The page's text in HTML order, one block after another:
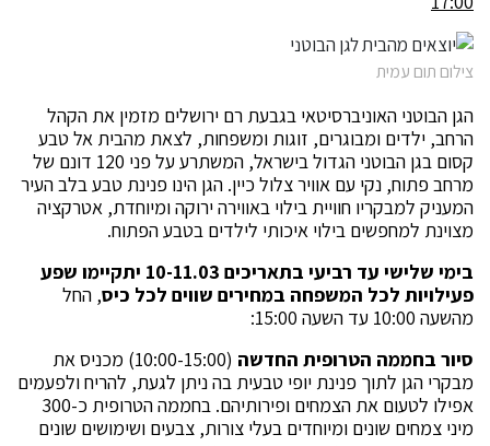
צילום תום עמית
הגן הבוטני האוניברסיטאי בגבעת רם ירושלים מזמין את הקהל
הרחב, ילדים ומבוגרים, זוגות ומשפחות, לצאת מהבית אל טבע
קסום בגן הבוטני הגדול בישראל, המשתרע על פני 120 דונם של
מרחב פתוח, נקי עם אוויר צלול כיין. הגן הינו פנינת טבע בלב העיר
המעניק למבקריו חוויית בילוי באווירה ירוקה ומיוחדת, אטרקציה
מצוינת למחפשים בילוי איכותי לילדים בטבע הפתוח.
בימי שלישי עד רביעי בתאריכים 10-11.03 יתקיימו שפע
פעילויות לכל המשפחה במחירים שווים לכל כיס, החל
מהשעה 10:00 עד השעה 15:00:
סיור בחממה הטרופית החדשה
(10:00-15:00) מכניס את
מבקרי הגן לתוך פנינת יופי טבעית בה ניתן לגעת, להריח ולפעמים
אפילו לטעום את הצמחים ופירותיהם. בחממה הטרופית כ-300
מיני צמחים שונים ומיוחדים בעלי צורות, צבעים ושימושים שונים